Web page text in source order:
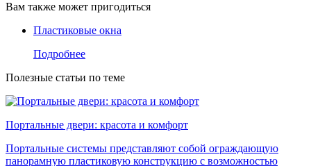
Вам также может пригодиться
Пластиковые окна
Подробнее
Полезные статьи по теме
Портальные двери: красота и комфорт
Портальные системы представляют собой ограждающую
панорамную пластиковую конструкцию с возможностью